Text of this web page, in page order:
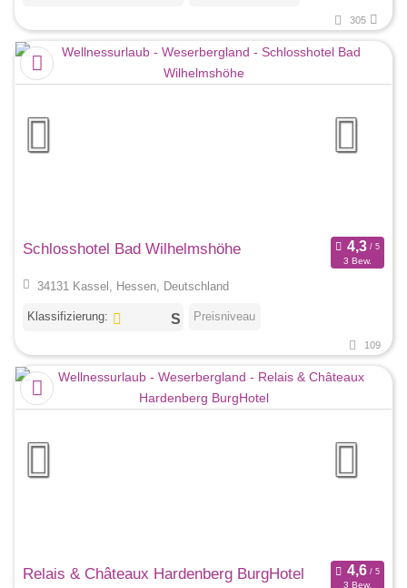
305
Schlosshotel Bad Wilhelmshöhe
3 Bew.
34131 Kassel, Hessen, Deutschland
Klassifizierung: Preisniveau
109
Relais & Châteaux Hardenberg BurgHotel
3 Bew.